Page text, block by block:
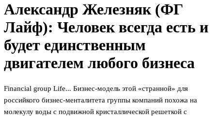
Александр Железняк (ФГ
Лайф): Человек всегда есть и
будет единственным
двигателем любого бизнеса
Financial group Life... Бизнес-модель этой «странной» для
российкого бизнес-менталитета группы компаний похожа на
молекулу воды с подвижной кристаллической решеткой с